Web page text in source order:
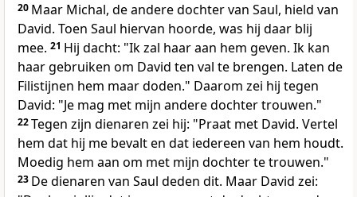
20 Maar Michal, de andere dochter van Saul, hield van
David. Toen Saul hiervan hoorde, was hij daar blij
mee. 21 Hij dacht: "Ik zal haar aan hem geven. Ik kan
haar gebruiken om David ten val te brengen. Laten de
Filistijnen hem maar doden." Daarom zei hij tegen
David: "Je mag met mijn andere dochter trouwen."
22Tegen zijn dienaren zei hij: "Praat met David. Vertel
hem dat hij me bevalt en dat iedereen van hem houdt.
Moedig hem aan om met mijn dochter te trouwen."
23 De dienaren van Saul deden dit. Maar David zei: